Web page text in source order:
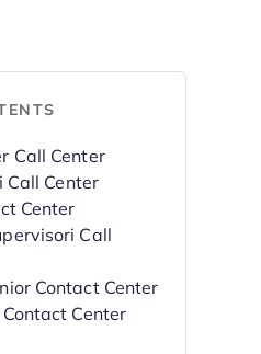
Call Center
Call Center
Center
Call
Contact Center
Center